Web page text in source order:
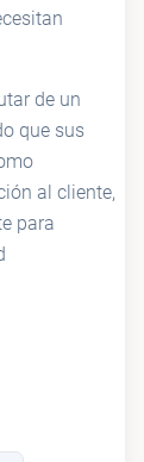
de un
que sus
al cliente,
para